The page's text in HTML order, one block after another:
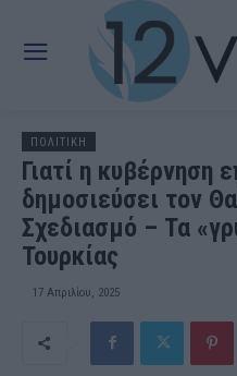
ΠΟΛΙΤΙΚΗ
Γιατί η κυβέρνηση
δημοσιεύσει τον
Σχεδιασμό – Τα
Τουρκίας
17 Απριλίου, 2025